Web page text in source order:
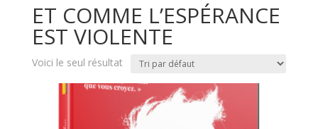
ET COMME L’ESPÉRANCE
EST VIOLENTE
Voici le seul résultat